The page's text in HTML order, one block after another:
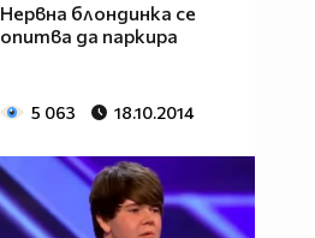
Нервна блондинка се
опитва да паркира
5 063 18.10.2014